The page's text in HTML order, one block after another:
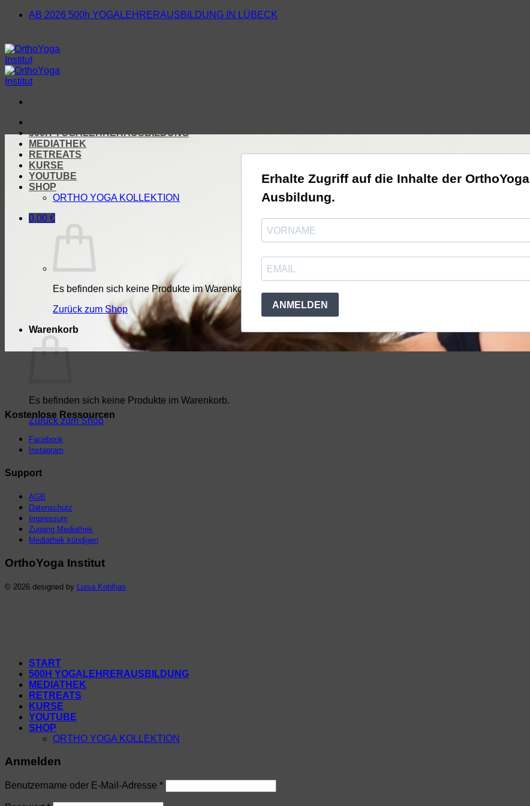
Zum
AB 2026 500h YOGALEHRERAUSBILDUNG IN LÜBECK
500H YOGALEHRERAUSBILDUNG
MEDIATHEK
RETREATS
KURSE
YOUTUBE
SHOP
ORTHO YOGA KOLLEKTION
0,00 €
Es befinden sich keine Produkte im Warenkorb.
Zurück zum Shop
Warenkorb
Es befinden sich keine Produkte im Warenkorb.
Zurück zum Shop
Erhalte Zugriff auf die Inhalte der OrthoYoga
Ausbildung.
ANMELDEN
Kostenlose Ressourcen
Facebook
Instagram
Support
AGB
Datenschutz
Impressum
Zugang Mediathek
Mediathek kündigen
OrthoYoga Institut
© 2026 designed by Luisa Kohlhas
START
500H YOGALEHRERAUSBILDUNG
MEDIATHEK
RETREATS
KURSE
YOUTUBE
SHOP
ORTHO YOGA KOLLEKTION
Anmelden
Benutzername oder E-Mail-Adresse *Erforderlich